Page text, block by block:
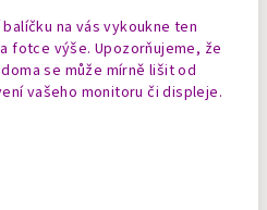
na vás vykoukne ten
fotce výše. Upozorňujeme, že
se může mírně lišit od
vašeho monitoru či displeje.